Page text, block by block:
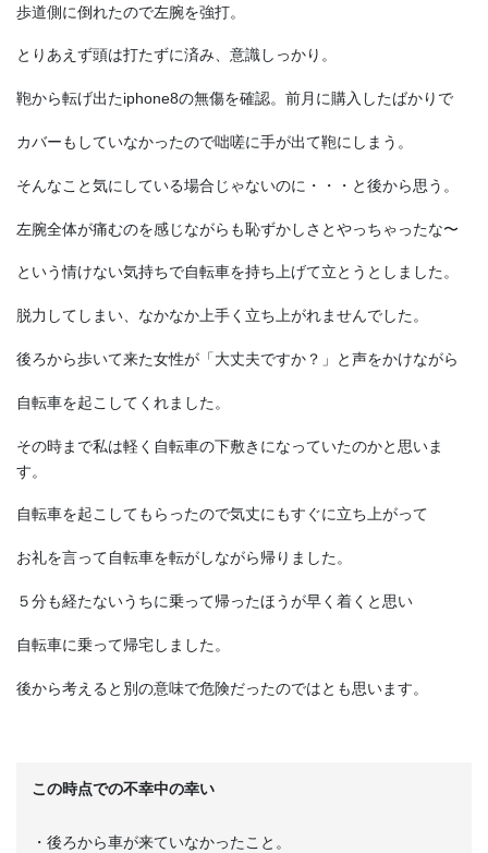
歩道側に倒れたので左腕を強打。
とりあえず頭は打たずに済み、意識しっかり。
鞄から転げ出たiphone8の無傷を確認。前月に購入したばかりで
カバーもしていなかったので咄嗟に手が出て鞄にしまう。
そんなこと気にしている場合じゃないのに・・・と後から思う。
左腕全体が痛むのを感じながらも恥ずかしさとやっちゃったな〜
という情けない気持ちで自転車を持ち上げて立とうとしました。
脱力してしまい、なかなか上手く立ち上がれませんでした。
後ろから歩いて来た女性が「大丈夫ですか？」と声をかけながら
自転車を起こしてくれました。
その時まで私は軽く自転車の下敷きになっていたのかと思いま
す。
自転車を起こしてもらったので気丈にもすぐに立ち上がって
お礼を言って自転車を転がしながら帰りました。
５分も経たないうちに乗って帰ったほうが早く着くと思い
自転車に乗って帰宅しました。
後から考えると別の意味で危険だったのではとも思います。
この時点での不幸中の幸い
・後ろから車が来ていなかったこと。